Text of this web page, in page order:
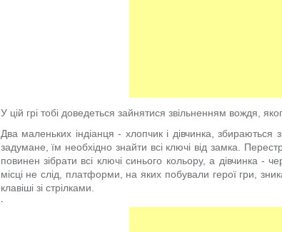
У цій грі тобі доведеться зайнятися звільненням вождя,
Два маленьких індіанця - хлопчик і дівчинка,
задумане, їм необхідно знайти всі ключі від замка.
повинен зібрати всі ключі синього кольору, а дівчинка -
місці не слід, платформи, на яких побували герої гри,
клавіші зі стрілками.
.